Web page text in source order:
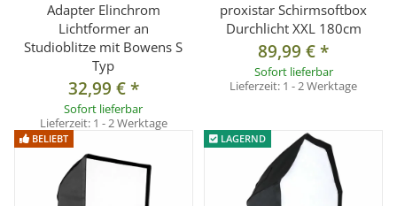
Adapter Elinchrom
Lichtformer an
Studioblitze mit Bowens S
Typ
32,99 €*
Sofort lieferbar
Lieferzeit: 1 - 2 Werktage
proxistar Schirmsoftbox
Durchlicht XXL 180cm
89,99 €*
Sofort lieferbar
Lieferzeit: 1 - 2 Werktage
BELIEBT LAGERND